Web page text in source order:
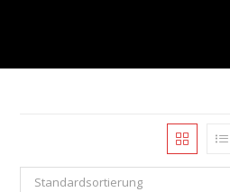
Standardsortierung